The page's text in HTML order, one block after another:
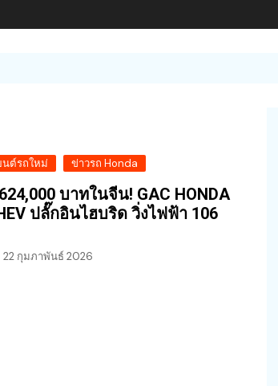
นต์รถใหม่ ข่าวรถ Honda
บาทในจีน! GAC HONDA
ปลั๊กอินไฮบริด วิ่งไฟฟ้า 106
22 กุมภาพันธ์ 2026